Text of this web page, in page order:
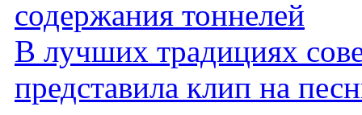
В лучших традициях
представила клип на